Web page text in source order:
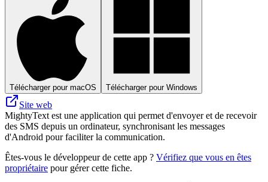
Télécharger pour macOS Télécharger pour Windows
Site web
MightyText est une application qui permet d'envoyer et de recevoir
des SMS depuis un ordinateur, synchronisant les messages
d'Android pour faciliter la communication.
Êtes-vous le développeur de cette app ? Vérifiez que vous en êtes
propriétaire pour gérer cette fiche.